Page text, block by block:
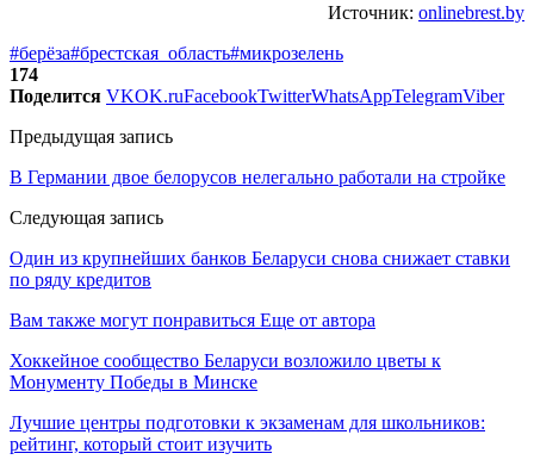
Источник: onlinebrest.by
#берёза#брестская_область#микрозелень
174
Поделится VKOK.ruFacebookTwitterWhatsAppTelegramViber
Предыдущая запись
В Германии двое белорусов нелегально работали на стройке
Следующая запись
Один из крупнейших банков Беларуси снова снижает ставки
по ряду кредитов
Вам также могут понравиться Еще от автора
Хоккейное сообщество Беларуси возложило цветы к
Монументу Победы в Минске
Лучшие центры подготовки к экзаменам для школьников:
рейтинг, который стоит изучить